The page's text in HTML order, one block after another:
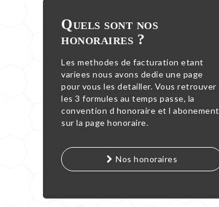
Quels sont nos
honoraires ?
Les methodes de facturation etant
variees nous avons dedie une page
pour vous les detailler. Vous retrouver
les 3 formules au temps passe, la
convention d honoraire et l abonement
sur la page honoraire.
Nos honoraires